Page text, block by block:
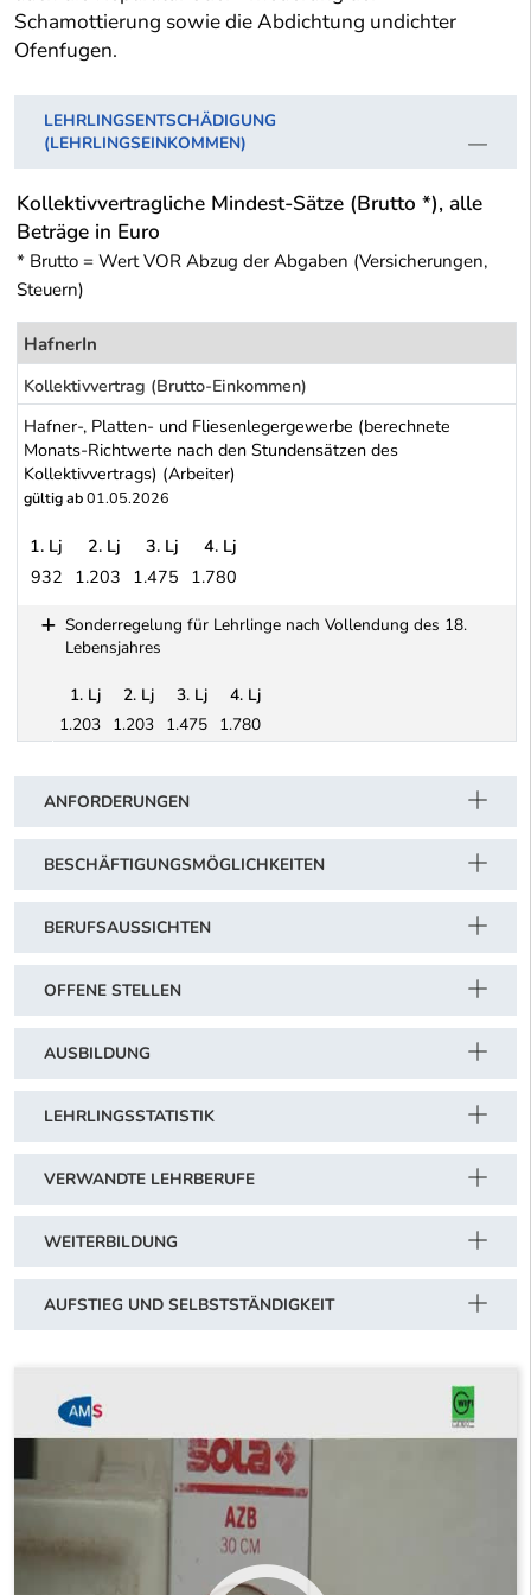
Schamottierung sowie die Abdichtung undichter
Ofenfugen.
LEHRLINGSENTSCHÄDIGUNG
(LEHRLINGSEINKOMMEN)
Kollektivvertragliche Mindest-Sätze (Brutto *), alle
Beträge in Euro
* Brutto = Wert VOR Abzug der Abgaben (Versicherungen,
Steuern)
HafnerIn
Kollektivvertrag (Brutto-Einkommen)
Hafner-, Platten- und Fliesenlegergewerbe (berechnete
Monats-Richtwerte nach den Stundensätzen des
Kollektivvertrags) (Arbeiter)
gültig ab01.05.2026
1. Lj 2. Lj 3. Lj
4. Lj
932 1.203 1.475 1.780
Sonderregelung für Lehrlinge nach Vollendung des 18.
Lebensjahres
1. Lj 2. Lj 3. Lj
4. Lj
1.203 1.203 1.475 1.780
ANFORDERUNGEN
BESCHÄFTIGUNGSMÖGLICHKEITEN
BERUFSAUSSICHTEN
OFFENE STELLEN
AUSBILDUNG
LEHRLINGSSTATISTIK
VERWANDTE LEHRBERUFE
WEITERBILDUNG
AUFSTIEG UND SELBSTSTÄNDIGKEIT